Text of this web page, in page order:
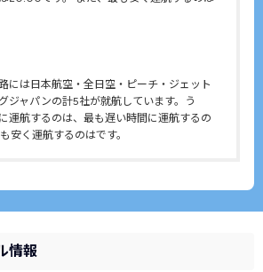
には日本航空・全日空・ピーチ・ジェット
ジャパンの計5社が就航しています。う
運航するのは、最も遅い時間に運航するの
安く運航するのはです。
情報